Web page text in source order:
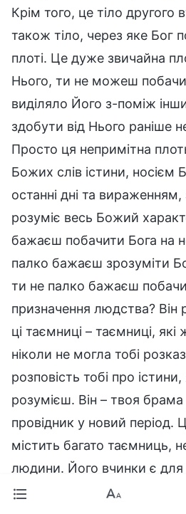
Крім того, це тіло другого
також тіло, через яке Бог
плоті. Це дуже звичайна
Нього, ти не можеш
виділяло Його з-поміж
здобути від Нього раніше
Просто ця непримітна
Божих слів істини, носієм
останні дні та
розуміє весь Божий
бажаєш побачити Бога на
палко бажаєш зрозуміти
ти не палко бажаєш
призначення людства? Він
ці таємниці – таємниці,
ніколи не могла тобі
розповість тобі про
розумієш. Він – твоя брама
провідник у новий період.
містить багато таємниць,
людини. Його вчинки є для
незбагненними, та вся мета